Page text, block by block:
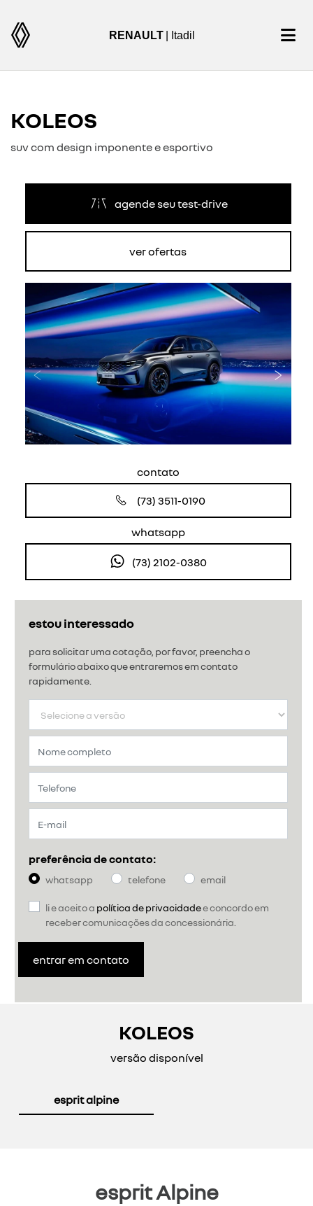
RENAULT | Itadil
KOLEOS
suv com design imponente e esportivo
agende seu test-drive
ver ofertas
estou interessado
para solicitar uma cotação, por favor, preencha o
formulário abaixo que entraremos em contato
rapidamente.
preferência de contato:
whatsapp telefone email
li e aceito a política de privacidadee concordo em
receber comunicações da concessionária.
entrar em contato
Anterior
contato
(73) 3511-0190
whatsapp
(73) 2102-0380
KOLEOS
versão disponível
esprit alpine
esprit Alpine